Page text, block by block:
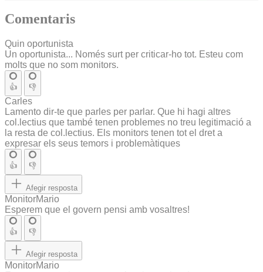
Comentaris
Quin oportunista
Un oportunista... Només surt per criticar-ho tot. Esteu com
molts que no som monitors.
👍 👎
Carles
Lamento dir-te que parles per parlar. Que hi hagi altres
col.lectius que també tenen problemes no treu legitimació a
la resta de col.lectius. Els monitors tenen tot el dret a
expresar els seus temors i problemàtiques
👍 👎
Afegir resposta
MonitorMario
Esperem que el govern pensi amb vosaltres!
👍 👎
Afegir resposta
MonitorMario